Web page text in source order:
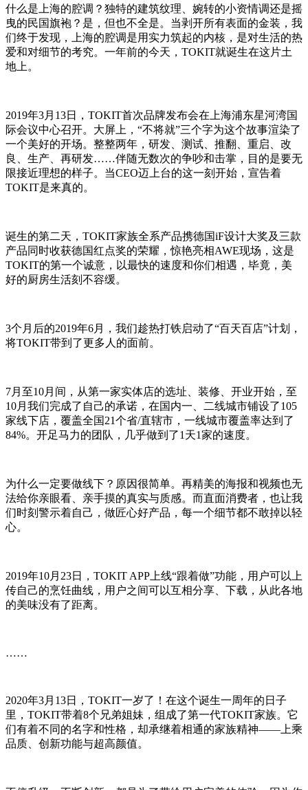
什么是上海的腔调？独特的建筑纹理、婉转的小资情调还是摇
曳的民国旗袍？是，但也不全是。当剥开所有表面的金装，我
们终于发现，上海的腔调是用实力筑起的内核，是对生活的热
爱和对细节的考究。一年前的今天，TOKIT就诞生在这片土
地上。
2019年3月13日，TOKIT首次品牌发布会在上海浦东星河湾国
际会议中心召开。大屏上，“不将就”三个字为这个故事渲染了
一个美好的开场。整整两年，研发、测试、推翻、重启、改
良、生产、再研发……伴随无数次的争吵和击掌，目的是要无
限接近理想的样子。当CEO迈上台的这一刻开始，宣告着
TOKIT是来真的。
诞生的第二天，TOKIT家族全系产品携德国iF设计大奖及三款
产品同时收获德国红点奖的荣耀，惊艳亮相AWE现场，这是
TOKIT的第一个诚意，以最快的速度和你们相遇，毕竟，美
好的厨房生活刻不容缓。
3个月后的2019年6月，我们趁热打铁启动了“百天百店”计划，
将TOKIT带到了更多人的面前。
7月至10月间，从第一家实体店的选址、装修、开业开始，至
10月我们完成了自己的承诺，在国内一、二线城市铺设了105
家线下店，覆盖全国21个省/直辖市，一线城市覆盖率达到了
84%。开足马力的团队，几乎做到了1天1家的速度。
为什么一定要做线下？原因很简单。再精美的海报和视频也无
法给你亲眼看、亲手摸的真实与质感。而直面消费者，也让我
们时刻警示着自己，做匠心好产品，每一个细节都不敢掉以轻
心。
2019年10月23日，TOKIT APP上线“跟着做”功能，用户可以上
传自己的烹饪曲线，用户之间可以互相分享、下载，从此各地
的美味没有了距离。
……
2020年3月13日，TOKIT一岁了！在这个诞生一周年的日子
里，TOKIT带着8个兄弟姐妹，组成了第一代TOKIT家族。它
们有着不同的名字和性格，却承继着相通的家族精神——上乘
品质、创新功能与超高颜值。